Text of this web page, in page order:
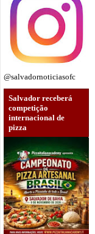
@salvadornoticiasofc
Salvador receberá
competição
internacional de
pizza